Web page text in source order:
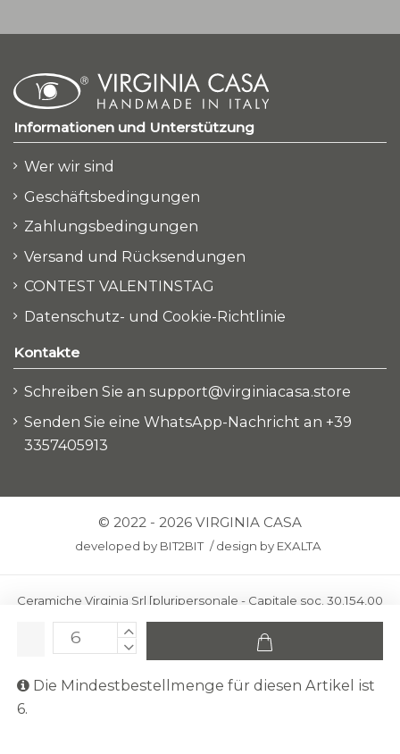
Die Mindestbestellmenge für diesen Artikel ist
6.
Informationen und Unterstützung
Wer wir sind
Geschäftsbedingungen
Zahlungsbedingungen
Versand und Rücksendungen
CONTEST VALENTINSTAG
Datenschutz- und Cookie-Richtlinie
Kontakte
Schreiben Sie an support@virginiacasa.store
Senden Sie eine WhatsApp-Nachricht an +39
3357405913
© 2022 - 2026 VIRGINIA CASA
developed by BIT2BIT /design by EXALTA
Ceramiche Virginia Srl [pluripersonale - Capitale soc. 30.154,00
euro i.v.] - Via Virginio 378 – 50025 Montespertoli, loc. Anselmo
ceramichevirginia@pec.it